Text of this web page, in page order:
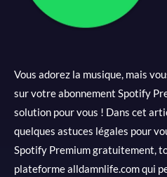
Vous adorez la musique, mais
sur votre abonnement Spotify
solution pour vous ! Dans cet
quelques astuces légales pour
Spotify Premium gratuitement,
plateforme alldamnlife.com qui